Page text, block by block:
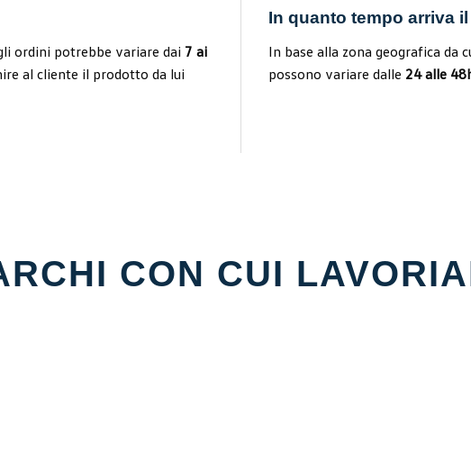
ordini potrebbe variare dai 7 ai
al cliente il prodotto da lui
In quanto tempo arriva
In base alla zona geografica da
possono variare dalle 24 alle
CON CUI